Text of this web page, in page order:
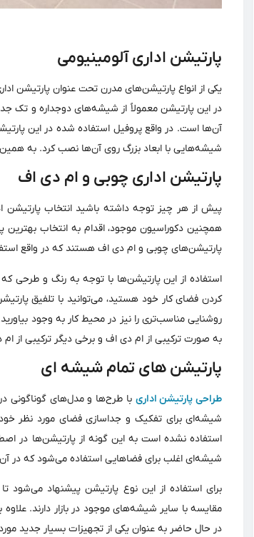
پارتیشن اداری آلومینیومی
یکی از انواع پارتیشن‌های مدرن تحت عنوان پارتیشن
در این پارتیشن معمولاً از شیشه‌های دوجداره و تک
آن‌ها است. در واقع پروفیل استفاده شده در این
شیشه‌هایی با ابعاد بزرگ روی آن‌ها نصب کرد. به همین
پارتیشن اداری چوبی و ‌ام دی اف
پیش از هر چیز توجه داشته باشید انتخاب پارتیشن
همچنین دکوراسیون موجود، اقدام به انتخاب بهترین
پارتیشن‌های چوبی و ‌ام دی اف هستند که در واقع
استفاده از این پارتیشن‌ها با توجه به رنگ و طرحی
کردن فضای کار خود هستید، می‌توانید با تلفیق
روشنایی مناسب‌تری را نیز در محیط کار به وجود
به صورت ترکیبی از ‌ام دی اف و برخی دیگر ترکیبی از
پارتیشن ‌های تمام شیشه ‌ای
طراحی پارتیشن اداری با طرح‌ها و مدل‌های گوناگونی
شیشه‌ای برای تفکیک و جداسازی فضای مورد نظر خود
استفاده نشده است به این گونه از پارتیشن‌ها در
شیشه‌ای اغلب برای فضا‌هایی استفاده می‌شود که در
برای استفاده از این نوع پارتیشن پیشنهاد می‌شود
مقایسه با سایر شیشه‌های موجود در بازار دارند.
در حال حاضر به عنوان یکی از تجهیزات بسیار جدید